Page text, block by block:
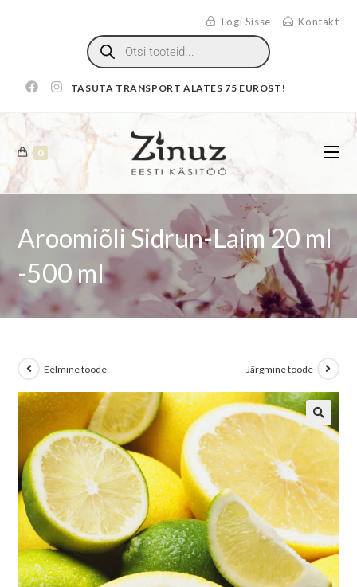
Logi Sisse Kontakt
TASUTA TRANSPORT ALATES 75 EUROST!
0
Aroomiõli Sidrun-Laim 20 ml
-500 ml
Eelmine toode Järgmine toode